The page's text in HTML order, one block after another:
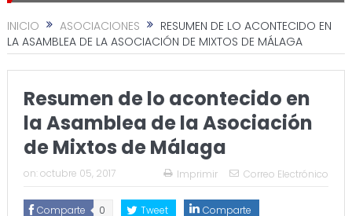
INICIO ASOCIACIONES
RESUMEN DE LO ACONTECIDO EN
LA ASAMBLEA DE LA ASOCIACIÓN DE MIXTOS DE MÁLAGA
Resumen de lo acontecido en
la Asamblea de la Asociación
de Mixtos de Málaga
on: octubre 05, 2017 Imprimir Correo Electrónico
Comparte 0 Tweet Comparte